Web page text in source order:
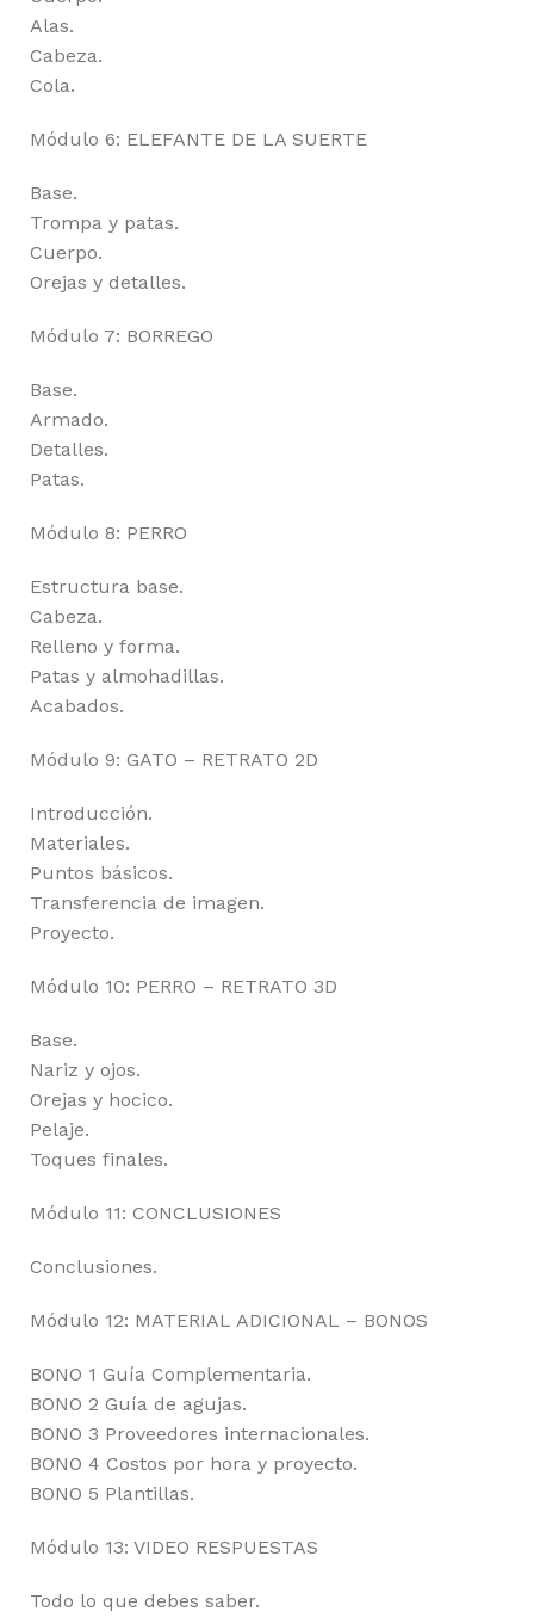
Alas.
Cabeza.
Cola.
Módulo 6: ELEFANTE DE LA SUERTE
Base.
Trompa y patas.
Cuerpo.
Orejas y detalles.
Módulo 7: BORREGO
Base.
Armado.
Detalles.
Patas.
Módulo 8: PERRO
Estructura base.
Cabeza.
Relleno y forma.
Patas y almohadillas.
Acabados.
Módulo 9: GATO – RETRATO 2D
Introducción.
Materiales.
Puntos básicos.
Transferencia de imagen.
Proyecto.
Módulo 10: PERRO – RETRATO 3D
Base.
Nariz y ojos.
Orejas y hocico.
Pelaje.
Toques finales.
Módulo 11: CONCLUSIONES
Conclusiones.
Módulo 12: MATERIAL ADICIONAL – BONOS
BONO 1 Guía Complementaria.
BONO 2 Guía de agujas.
BONO 3 Proveedores internacionales.
BONO 4 Costos por hora y proyecto.
BONO 5 Plantillas.
Módulo 13: VIDEO RESPUESTAS
Todo lo que debes saber.